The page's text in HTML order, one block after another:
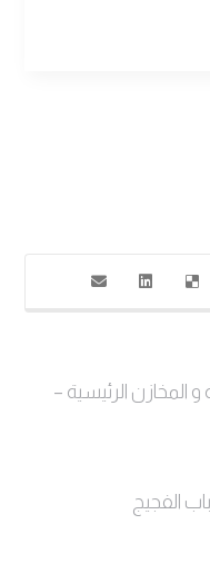
و المخازن الرئيسية –
الفجيج